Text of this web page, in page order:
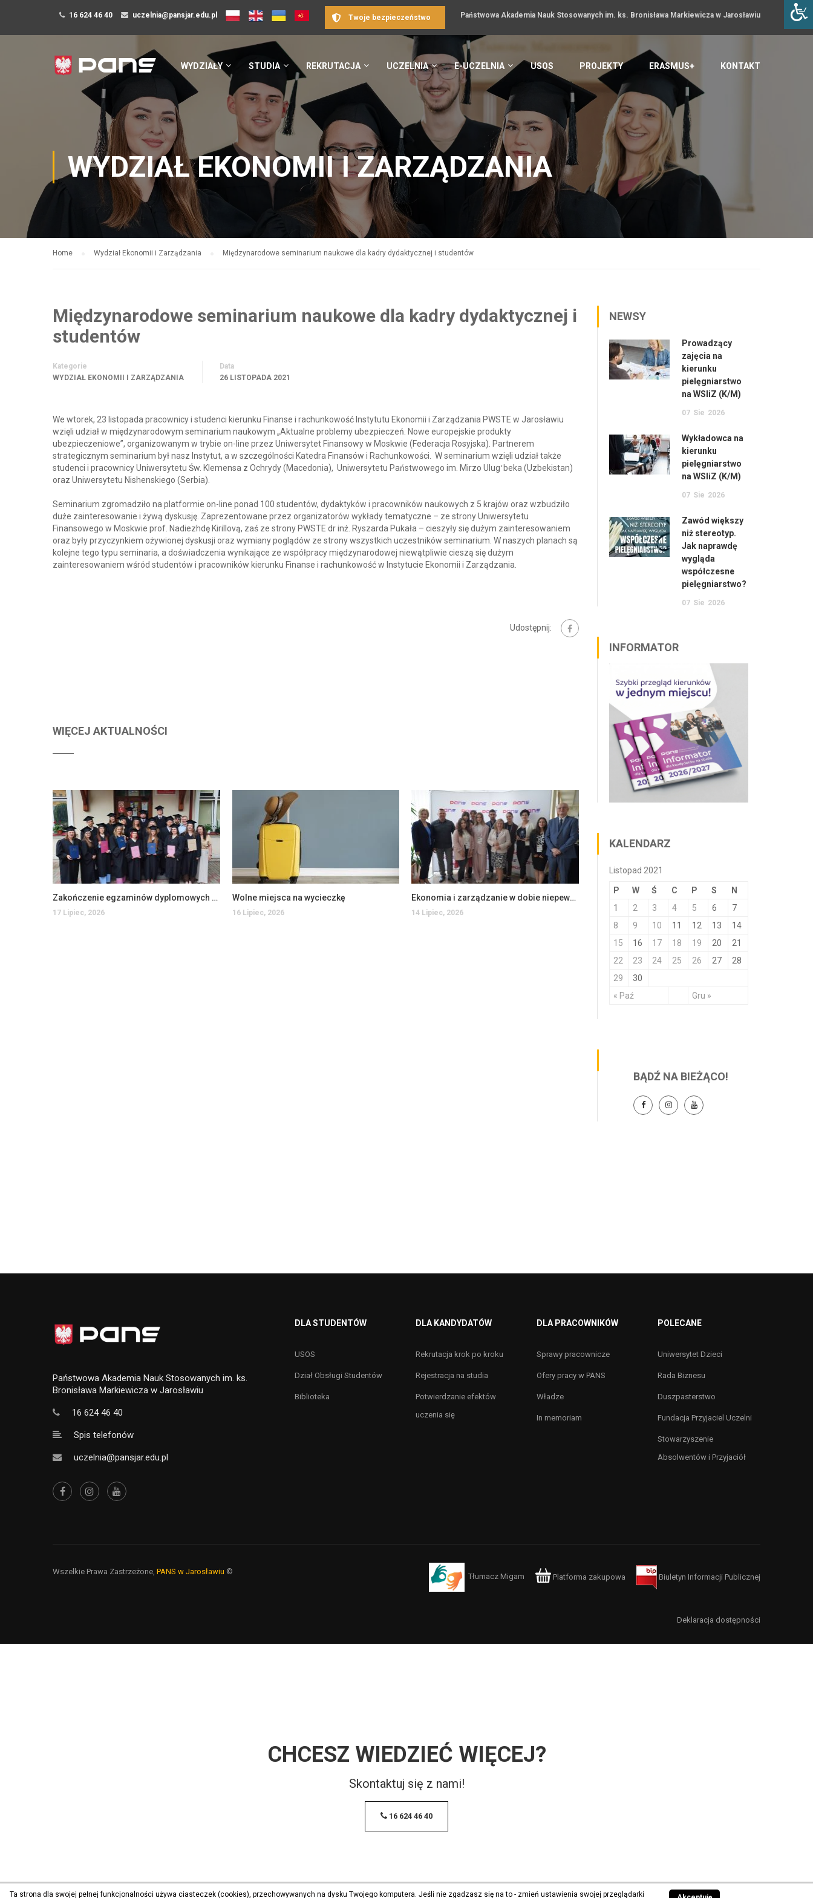
16 624 46 40 uczelnia@pansjar.edu.pl Państwowa Akademia Nauk Stosowanych im. ks. Bronisława Markiewicza w Jarosławiu
Twoje bezpieczeństwo
WYDZIAŁY STUDIA REKRUTACJA UCZELNIA E-UCZELNIA USOS PROJEKTY ERASMUS+ KONTAKT
WYDZIAŁ EKONOMII I ZARZĄDZANIA
Home Wydział Ekonomii i Zarządzania Międzynarodowe seminarium naukowe dla kadry dydaktycznej i studentów
Międzynarodowe seminarium naukowe dla kadry dydaktycznej i
studentów
Kategorie
WYDZIAŁ EKONOMII I ZARZĄDZANIA
Data
26 LISTOPADA 2021
We wtorek, 23 listopada pracownicy i studenci kierunku Finanse i rachunkowość Instytutu Ekonomii i Zarządzania PWSTE w Jarosławiu
wzięli udział w międzynarodowym seminarium naukowym „Aktualne problemy ubezpieczeń. Nowe europejskie produkty
ubezpieczeniowe”, organizowanym w trybie on-line przez Uniwersytet Finansowy w Moskwie (Federacja Rosyjska). Partnerem
strategicznym seminarium był nasz Instytut, a w szczególności Katedra Finansów i Rachunkowości. W seminarium wzięli udział także
studenci i pracownicy Uniwersytetu Św. Klemensa z Ochrydy (Macedonia), Uniwersytetu Państwowego im. Mirzo Ulugʻbeka (Uzbekistan)
oraz Uniwersytetu Nishenskiego (Serbia).
Seminarium zgromadziło na platformie on-line ponad 100 studentów, dydaktyków i pracowników naukowych z 5 krajów oraz wzbudziło
duże zainteresowanie i żywą dyskusję. Zaprezentowane przez organizatorów wykłady tematyczne – ze strony Uniwersytetu
Finansowego w Moskwie prof. Nadiezhdę Kirillovą, zaś ze strony PWSTE dr inż. Ryszarda Pukała – cieszyły się dużym zainteresowaniem
oraz były przyczynkiem ożywionej dyskusji oraz wymiany poglądów ze strony wszystkich uczestników seminarium. W naszych planach są
kolejne tego typu seminaria, a doświadczenia wynikające ze współpracy międzynarodowej niewątpliwie cieszą się dużym
zainteresowaniem wśród studentów i pracowników kierunku Finanse i rachunkowość w Instytucie Ekonomii i Zarządzania.
Udostępnij:
WIĘCEJ AKTUALNOŚCI
Zakończenie egzaminów dyplomowych na Wydziale Ekonomii i Zarządzania
17 Lipiec, 2026
Wolne miejsca na wycieczkę
16 Lipiec, 2026
Ekonomia i zarządzanie w dobie niepewności – konferencja naukowa
14 Lipiec, 2026
NEWSY
Prowadzący
zajęcia na
kierunku
pielęgniarstwo
na WSIiZ (K/M)
07 Sie 2026
Wykładowca na
kierunku
pielęgniarstwo
na WSIiZ (K/M)
07 Sie 2026
Zawód większy
niż stereotyp.
Jak naprawdę
wygląda
współczesne
pielęgniarstwo?
07 Sie 2026
INFORMATOR
KALENDARZ
Listopad 2021
P W Ś C P S N
« Paź Gru »
1 2 3 4 5 6
7
8
9 10 11 12 13
14
15
16 17 18 19 20
21
22
23 24 25 26 27
28
29
30
BĄDŹ NA BIEŻĄCO!
Państwowa Akademia Nauk Stosowanych im. ks.
Bronisława Markiewicza w Jarosławiu
16 624 46 40
Spis telefonów
uczelnia@pansjar.edu.pl
DLA STUDENTÓW
USOS
Dział Obsługi Studentów
Biblioteka
DLA KANDYDATÓW
Rekrutacja krok po kroku
Rejestracja na studia
Potwierdzanie efektów
uczenia się
DLA PRACOWNIKÓW
Sprawy pracownicze
Ofery pracy w PANS
Władze
In memoriam
POLECANE
Uniwersytet Dzieci
Rada Biznesu
Duszpasterstwo
Fundacja Przyjaciel Uczelni
Stowarzyszenie
Absolwentów i Przyjaciół
Wszelkie Prawa Zastrzeżone, PANS w Jarosławiu ©
Tłumacz Migam Platforma zakupowa Biuletyn Informacji Publicznej
Deklaracja dostępności
CHCESZ WIEDZIEĆ WIĘCEJ?
Skontaktuj się z nami!
16 624 46 40
Ta strona dla swojej pełnej funkcjonalności używa ciasteczek (cookies), przechowywanych na dysku Twojego komputera. Jeśli nie zgadzasz się na to - zmień ustawienia swojej przeglądarki